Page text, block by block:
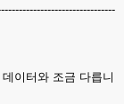
이터와 조금 다릅니